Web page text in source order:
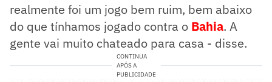
realmente foi um jogo bem ruim, bem abaixo
do que tínhamos jogado contra o Bahia. A
gente vai muito chateado para casa - disse.
CONTINUA
APÓS A
PUBLICIDADE